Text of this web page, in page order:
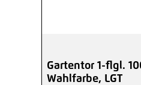
Gartentor 1-flgl.
Wahlfarbe, LGT